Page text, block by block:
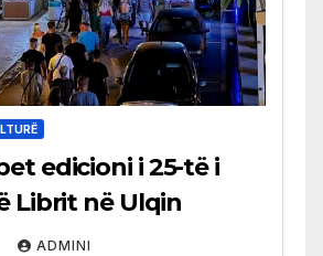
edicioni i 25-të i
Librit në Ulqin
ADMINI